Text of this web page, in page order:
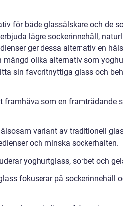
för både glassälskare och de
lägre sockerinnehåll,
ger dessa alternativ en
olika alternativ som
sin favoritnyttiga glass och
framhäva som en framträdande
variant av traditionell
och minska sockerhalten.
yoghurtglass, sorbet och
fokuserar på sockerinnehåll